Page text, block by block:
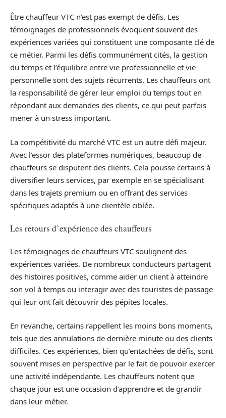
Être chauffeur VTC n’est pas exempt de défis. Les
témoignages de professionnels évoquent souvent des
expériences variées qui constituent une composante clé de
ce métier. Parmi les défis communément cités, la gestion
du temps et l’équilibre entre vie professionnelle et vie
personnelle sont des sujets récurrents. Les chauffeurs ont
la responsabilité de gérer leur emploi du temps tout en
répondant aux demandes des clients, ce qui peut parfois
mener à un stress important.
La compétitivité du marché VTC est un autre défi majeur.
Avec l’essor des plateformes numériques, beaucoup de
chauffeurs se disputent des clients. Cela pousse certains à
diversifier leurs services, par exemple en se spécialisant
dans les trajets premium ou en offrant des services
spécifiques adaptés à une clientèle ciblée.
Les retours d’expérience des chauffeurs
Les témoignages de chauffeurs VTC soulignent des
expériences variées. De nombreux conducteurs partagent
des histoires positives, comme aider un client à atteindre
son vol à temps ou interagir avec des touristes de passage
qui leur ont fait découvrir des pépites locales.
En revanche, certains rappellent les moins bons moments,
tels que des annulations de dernière minute ou des clients
difficiles. Ces expériences, bien qu’entachées de défis, sont
souvent mises en perspective par le fait de pouvoir exercer
une activité indépendante. Les chauffeurs notent que
chaque jour est une occasion d’apprendre et de grandir
dans leur métier.